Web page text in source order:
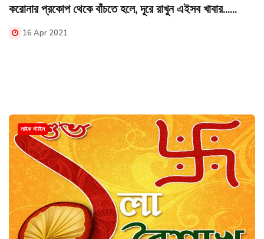
করোনার প্রকোপ থেকে বাঁচতে হলে, দূরে রাখুন এইসব খাবার......
16 Apr 2021
লাইফ স্টাইল